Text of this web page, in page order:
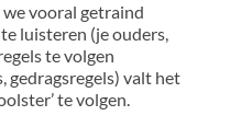
vooral getraind
luisteren (je ouders,
te volgen
gedragsregels) valt het
te volgen.